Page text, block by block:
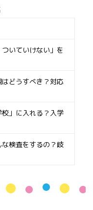
いていけない」を
どうすべき？対応
」に入れる？入学
検査をするの？岐